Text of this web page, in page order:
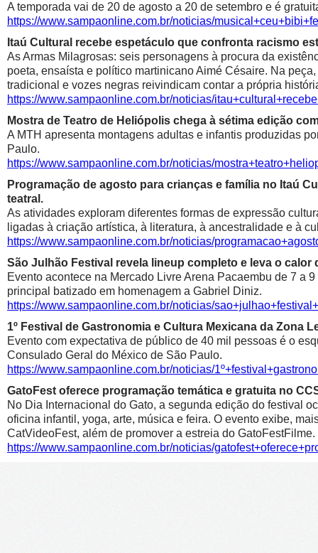
A temporada vai de 20 de agosto a 20 de setembro e é
https://www.sampaonline.com.br/noticias/
Itaú Cultural recebe espetáculo que confronta racismo
As Armas Milagrosas: seis personagens à procura da
poeta, ensaísta e político martinicano Aimé Césaire. Na
tradicional e vozes negras reivindicam contar a própria
https://www.sampaonline.com.br/noticias/
Mostra de Teatro de Heliópolis chega à sétima edição
A MTH apresenta montagens adultas e infantis produzidas
Paulo.
https://www.sampaonline.com.br/noticias/
Programação de agosto para crianças e família no Itaú
teatral.
As atividades exploram diferentes formas de expressão
ligadas à criação artística, à literatura, à ancestralidade e à
https://www.sampaonline.com.br/noticias/
São Julhão Festival revela lineup completo e leva o calor
Evento acontece na Mercado Livre Arena Pacaembu de 7 a
principal batizado em homenagem a Gabriel Diniz.
https://www.sampaonline.com.br/noticias/
1º Festival de Gastronomia e Cultura Mexicana da Zona
Evento com expectativa de público de 40 mil pessoas é o
Consulado Geral do México de São Paulo.
https://www.sampaonline.com.br/noticias/
GatoFest oferece programação temática e gratuita no
No Dia Internacional do Gato, a segunda edição do festival
oficina infantil, yoga, arte, música e feira. O evento exibe,
CatVideoFest, além de promover a estreia do GatoFestFilme.
https://www.sampaonline.com.br/noticias/